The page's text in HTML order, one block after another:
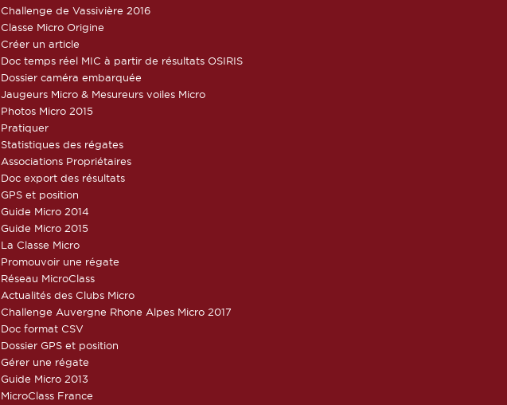
Challenge de Vassivière 2016
Classe Micro Origine
Créer un article
Doc temps réel MIC à partir de résultats OSIRIS
Dossier caméra embarquée
Jaugeurs Micro & Mesureurs voiles Micro
Photos Micro 2015
Pratiquer
Statistiques des régates
Associations Propriétaires
Doc export des résultats
GPS et position
Guide Micro 2014
Guide Micro 2015
La Classe Micro
Promouvoir une régate
Réseau MicroClass
Actualités des Clubs Micro
Challenge Auvergne Rhone Alpes Micro 2017
Doc format CSV
Dossier GPS et position
Gérer une régate
Guide Micro 2013
MicroClass France